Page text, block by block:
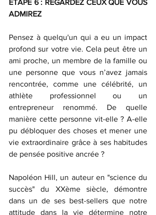
ÉTAPE 6 : REGARDEZ CEUX QUE VOUS
ADMIREZ
Pensez à quelqu'un qui a eu un impact
profond sur votre vie. Cela peut être un
ami proche, un membre de la famille ou
une personne que vous n’avez jamais
rencontrée, comme une célébrité, un
athlète professionnel ou un
entrepreneur renommé. De quelle
manière cette personne vit-elle ? A-elle
pu débloquer des choses et mener une
vie extraordinaire grâce à ses habitudes
de pensée positive ancrée ?
Napoléon Hill, un auteur en "science du
succès" du XXème siècle, démontre
dans un de ses best-sellers que notre
attitude dans la vie détermine notre